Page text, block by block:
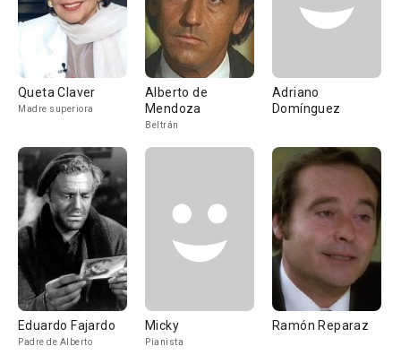
Queta Claver
Madre superiora
Alberto de
Mendoza
Beltrán
Adriano
Domínguez
Eduardo Fajardo
Padre de Alberto
Micky
Pianista
Ramón Reparaz